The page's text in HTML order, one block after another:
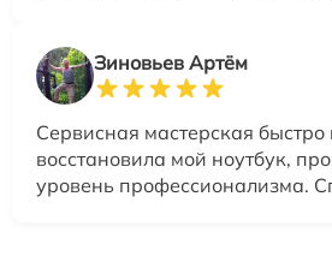
Зиновьев Артём
Сервисная мастерская
восстановила мой ноутбук,
уровень профессионализма.